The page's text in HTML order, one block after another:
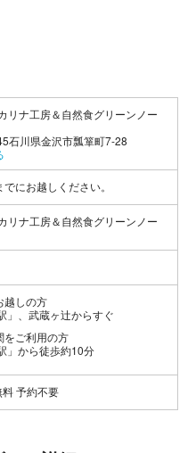
リナ工房＆自然食グリーンノー
石川県金沢市瓢箪町7-28
にお越しください。
リナ工房＆自然食グリーンノー
越しの方
」、武蔵ヶ辻からすぐ
をご利用の方
」から徒歩約10分
予約不要